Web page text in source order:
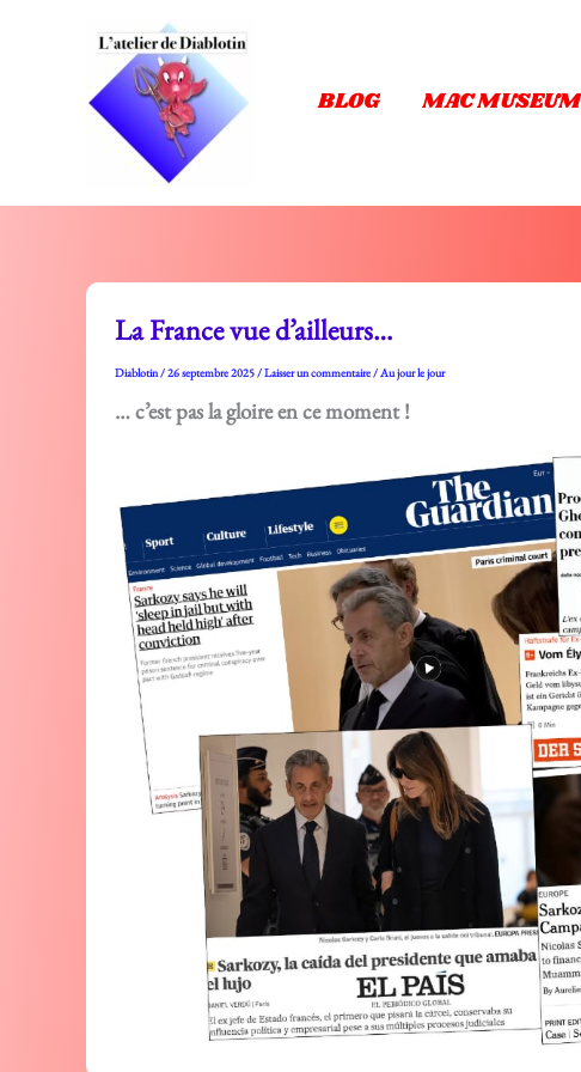
BLOG MAC MUSEUM
La France vue d’ailleurs…
Diablotin/26 septembre 2025/Laisser un commentaire/Au jour le jour
… c’est pas la gloire en ce moment !